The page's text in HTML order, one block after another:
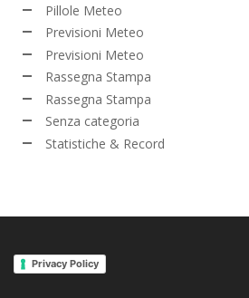
Pillole Meteo
Previsioni Meteo
Previsioni Meteo
Rassegna Stampa
Rassegna Stampa
Senza categoria
Statistiche & Record
Privacy Policy